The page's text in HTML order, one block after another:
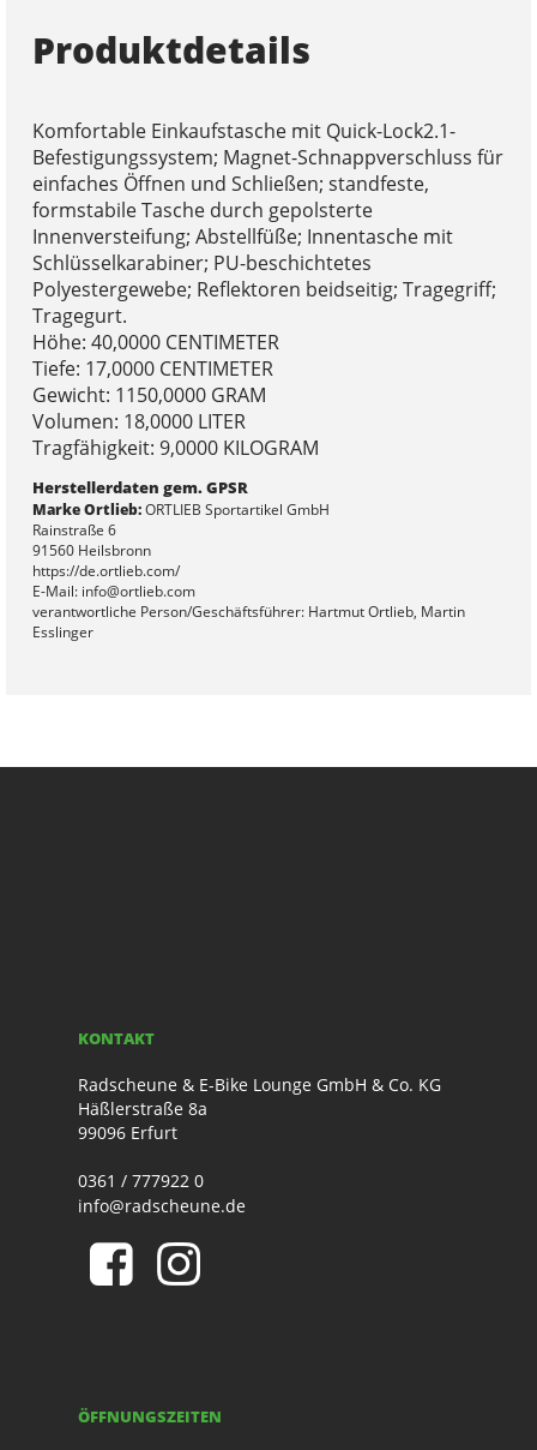
Produktdetails
Komfortable Einkaufstasche mit Quick-Lock2.1-
Befestigungssystem; Magnet-Schnappverschluss für
einfaches Öffnen und Schließen; standfeste,
formstabile Tasche durch gepolsterte
Innenversteifung; Abstellfüße; Innentasche mit
Schlüsselkarabiner; PU-beschichtetes
Polyestergewebe; Reflektoren beidseitig; Tragegriff;
Tragegurt.
Höhe: 40,0000 CENTIMETER
Tiefe: 17,0000 CENTIMETER
Gewicht: 1150,0000 GRAM
Volumen: 18,0000 LITER
Tragfähigkeit: 9,0000 KILOGRAM
Herstellerdaten gem. GPSR
Marke Ortlieb:ORTLIEB Sportartikel GmbH
Rainstraße 6
91560 Heilsbronn
https://de.ortlieb.com/
E-Mail: info@ortlieb.com
verantwortliche Person/Geschäftsführer: Hartmut Ortlieb, Martin
Esslinger
KONTAKT
Radscheune & E-Bike Lounge GmbH & Co. KG
Häßlerstraße 8a
99096 Erfurt
0361 / 777922 0
info@radscheune.de
ÖFFNUNGSZEITEN